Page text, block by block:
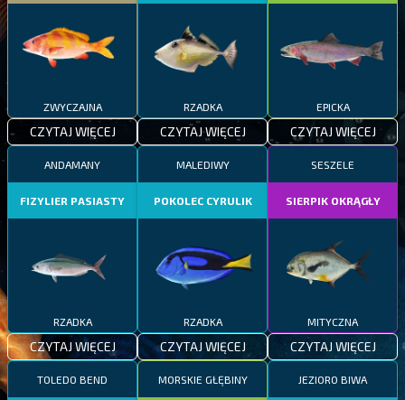
ZWYCZAJNA
CZYTAJ WIĘCEJ
RZADKA
CZYTAJ WIĘCEJ
EPICKA
CZYTAJ WIĘCEJ
ANDAMANY
FIZYLIER PASIASTY
RZADKA
CZYTAJ WIĘCEJ
MALEDIWY
POKOLEC CYRULIK
RZADKA
CZYTAJ WIĘCEJ
SESZELE
SIERPIK OKRĄGŁY
MITYCZNA
CZYTAJ WIĘCEJ
TOLEDO BEND MORSKIE GŁĘBINY JEZIORO BIWA